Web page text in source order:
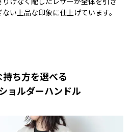
い上品な印象に仕上げています。
ち方を選べる
ョルダーハンドル